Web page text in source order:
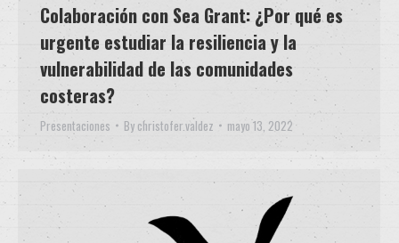
Colaboración con Sea Grant: ¿Por qué es
urgente estudiar la resiliencia y la
vulnerabilidad de las comunidades
costeras?
Presentaciones By christofer.valdez mayo 13, 2022